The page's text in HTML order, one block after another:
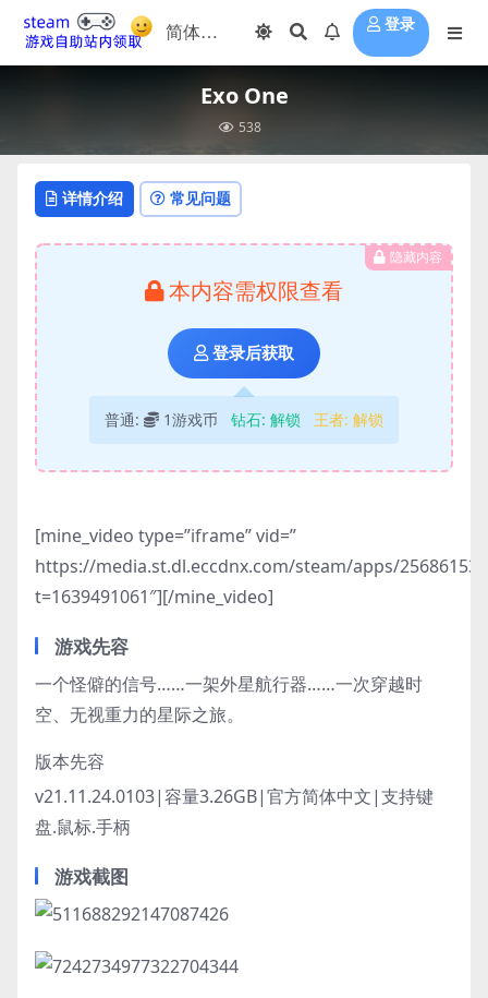
登录
Exo One
538
详情介绍 常见问题
隐藏内容
本内容需权限查看
登录后获取
普通: 1游戏币 钻石: 解锁 王者: 解锁
[mine_video type=”iframe” vid=”
https://media.st.dl.eccdnx.com/steam/apps/
t=1639491061″][/mine_video]
游戏先容
一个怪僻的信号……一架外星航行器……一次穿越时
空、无视重力的星际之旅。
版本先容
v21.11.24.0103|容量3.26GB|官方简体中文|支持键
盘.鼠标.手柄
游戏截图